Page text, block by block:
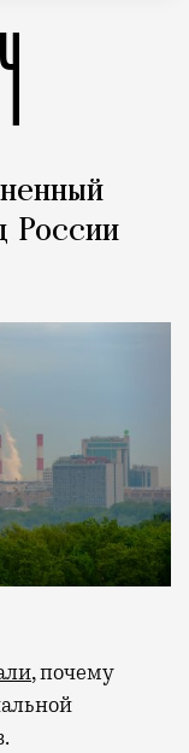
России
, почему